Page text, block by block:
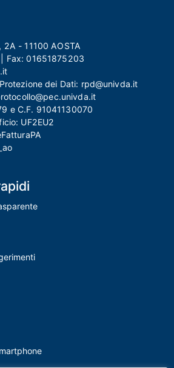
- 11100 AOSTA
| Fax:01651875203
dei Dati: rpd@univda.it
e C.F. 91041130070
UF2EU2